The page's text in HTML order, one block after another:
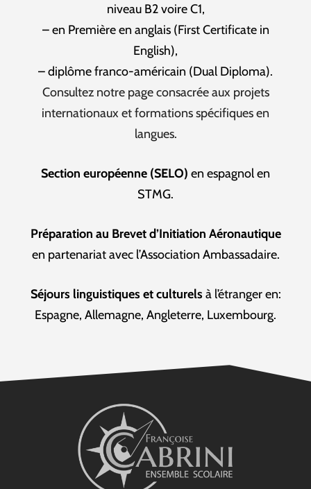
niveau B2 voire C1,
– en Première en anglais (First Certificate in
English),
– diplôme franco-américain (Dual Diploma).
Consultez notre page consacrée aux projets
internationaux et formations spécifiques en
langues.
Section européenne (SELO) en espagnol en
STMG.
Préparation au Brevet d’Initiation Aéronautique
en partenariat avec l’Association Ambassadaire.
Séjours linguistiques et culturels à l’étranger en:
Espagne, Allemagne, Angleterre, Luxembourg.